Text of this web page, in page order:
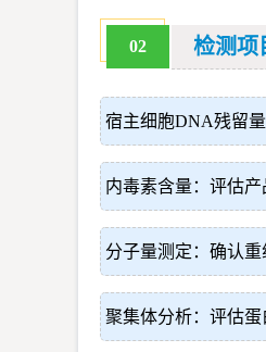
02 检测项
宿主细胞DNA残留
内毒素含量：评估
分子量测定：确认
聚集体分析：评估